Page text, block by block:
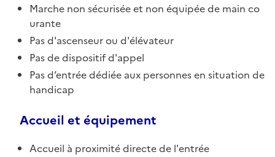
Marche non sécurisée et non équipée de main co
urante
Pas d'ascenseur ou d'élévateur
Pas de dispositif d'appel
Pas d’entrée dédiée aux personnes en situation de
handicap
Accueil et équipement
Accueil à proximité directe de l'entrée